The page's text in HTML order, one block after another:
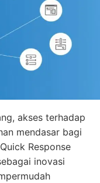
akses terhadap
mendasar bagi
Response
inovasi